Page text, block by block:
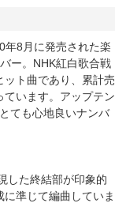
8月に発売された楽
ー。NHK紅白歌合戦
ト曲であり、累計売
ています。アップテン
ても心地良いナンバ
した終結部が印象的
準じて編曲していま